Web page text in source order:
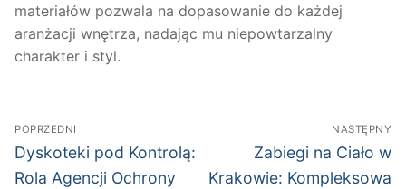
materiałów pozwala na dopasowanie do każdej
aranżacji wnętrza, nadając mu niepowtarzalny
charakter i styl.
Nawigacja
wpisu
POPRZEDNI
Poprzedni
wpis:
Dyskoteki pod Kontrolą:
Rola Agencji Ochrony
NASTĘPNY
Następny
wpis:
Zabiegi na Ciało w
Krakowie: Kompleksowa